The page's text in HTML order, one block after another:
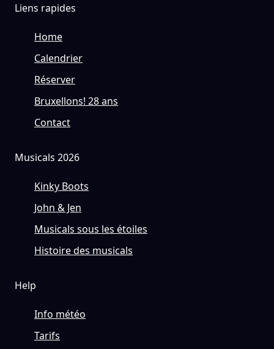
Liens rapides
Home
Calendrier
Réserver
Bruxellons! 28 ans
Contact
Musicals 2026
Kinky Boots
John & Jen
Musicals sous les étoiles
Histoire des musicals
Help
Info météo
Tarifs